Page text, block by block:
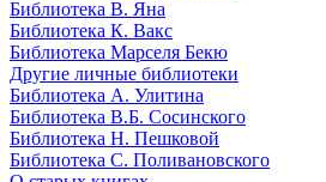
Библиотека В. Яна
Библиотека К. Вакс
Библиотека Марселя Бекю
Другие личные библиотеки
Библиотека А. Улитина
Библиотека В.Б. Сосинского
Библиотека Н. Пешковой
Библиотека С. Поливановского